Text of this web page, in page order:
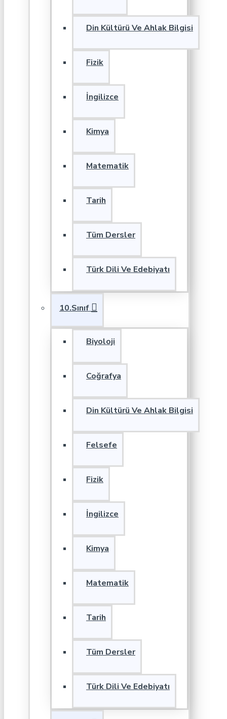
Din Kültürü Ve Ahlak Bilgisi
Fizik
İngilizce
Kimya
Matematik
Tarih
Tüm Dersler
Türk Dili Ve Edebiyatı
10.Sınıf
Biyoloji
Coğrafya
Din Kültürü Ve Ahlak Bilgisi
Felsefe
Fizik
İngilizce
Kimya
Matematik
Tarih
Tüm Dersler
Türk Dili Ve Edebiyatı